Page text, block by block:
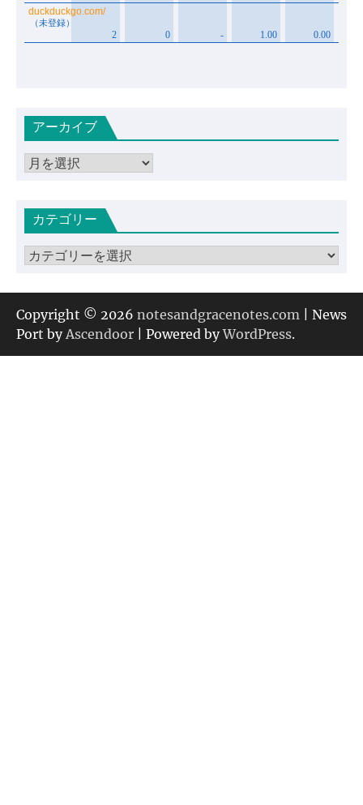
アーカイブ
ア
イカテゴリー
カ
ゴ
リ
ー
Copyright © 2026 notesandgracenotes.com | News
Port byAscendoor | Powered byWordPress.